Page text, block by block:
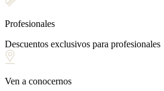
Profesionales
Descuentos exclusivos para profesionales
Ven a conocernos